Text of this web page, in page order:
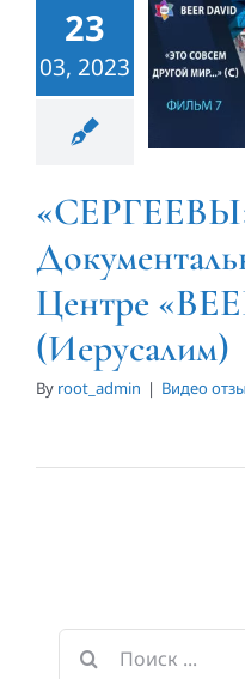
23
03, 2023
Центре
(Иерусалим)
By root_admin | Видео
Результат